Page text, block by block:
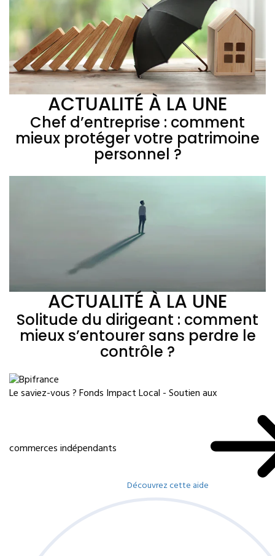
ACTUALITÉ À LA UNE
Chef d’entreprise : comment
mieux protéger votre patrimoine
personnel ?
ACTUALITÉ À LA UNE
Solitude du dirigeant : comment
mieux s’entourer sans perdre le
contrôle ?
Le saviez-vous ?Fonds Impact Local - Soutien aux
commerces indépendants
Découvrez cette aide